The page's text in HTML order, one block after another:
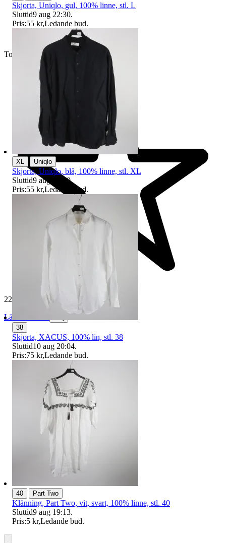
Toppsäljare
229 507 omdömen
Läs omdömen
Skjorta, Uniqlo, gul, 100% linne, stl. L
Sluttid9 aug 22:30.
Pris:55 kr,Ledande bud.
XL Uniqlo
Skjorta, Uniqlo, blå, 100% linne, stl. XL
Sluttid9 aug 22:29.
Pris:55 kr,Ledande bud.
38
Skjorta, XACUS, 100% lin, stl. 38
Sluttid10 aug 20:04.
Pris:75 kr,Ledande bud.
40 | Part Two
Klänning, Part Two, vit, svart, 100% linne, stl. 40
Sluttid9 aug 19:13.
Pris:5 kr,Ledande bud.